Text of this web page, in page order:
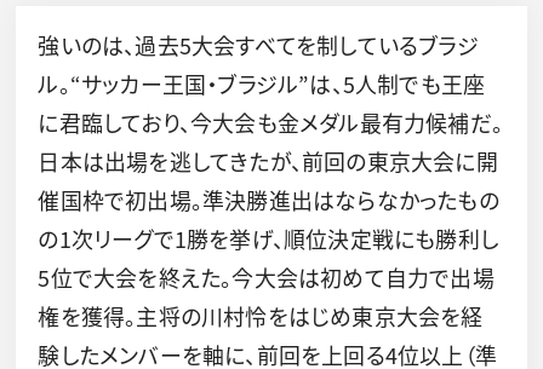
強いのは、過去5大会すべてを制しているブラジ
ル。“サッカー王国・ブラジル”は、5人制でも王座
に君臨しており、今大会も金メダル最有力候補だ。
日本は出場を逃してきたが、前回の東京大会に開
催国枠で初出場。準決勝進出はならなかったもの
の1次リーグで1勝を挙げ、順位決定戦にも勝利し
5位で大会を終えた。今大会は初めて自力で出場
権を獲得。主将の川村怜をはじめ東京大会を経
験したメンバーを軸に、前回を上回る4位以上（準